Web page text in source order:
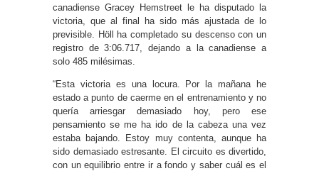
canadiense Gracey Hemstreet le ha disputado la
victoria, que al final ha sido más ajustada de lo
previsible. Höll ha completado su descenso con un
registro de 3:06.717, dejando a la canadiense a
solo 485 milésimas.
“Esta victoria es una locura. Por la mañana he
estado a punto de caerme en el entrenamiento y no
quería arriesgar demasiado hoy, pero ese
pensamiento se me ha ido de la cabeza una vez
estaba bajando. Estoy muy contenta, aunque ha
sido demasiado estresante. El circuito es divertido,
con un equilibrio entre ir a fondo y saber cuál es el